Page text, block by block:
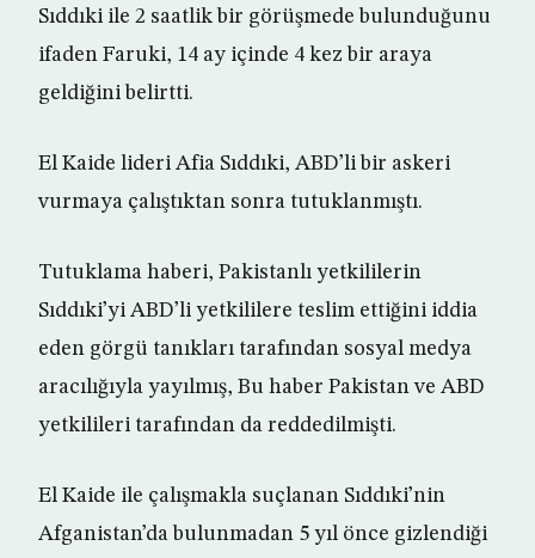
Sıddıki ile 2 saatlik bir görüşmede bulunduğunu
ifaden Faruki, 14 ay içinde 4 kez bir araya
geldiğini belirtti.
El Kaide lideri Afia Sıddıki, ABD’li bir askeri
vurmaya çalıştıktan sonra tutuklanmıştı.
Tutuklama haberi, Pakistanlı yetkililerin
Sıddıki’yi ABD’li yetkililere teslim ettiğini iddia
eden görgü tanıkları tarafından sosyal medya
aracılığıyla yayılmış, Bu haber Pakistan ve ABD
yetkilileri tarafından da reddedilmişti.
El Kaide ile çalışmakla suçlanan Sıddıki’nin
Afganistan’da bulunmadan 5 yıl önce gizlendiği